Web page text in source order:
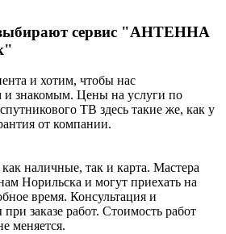
сервис "АНТЕННА
и хотим, чтобы нас
и знакомым. Цены на услуги по
ТВ здесь такие же, как у
от компании.
наличные, так и карта. Мастера
Норильска и могут приехать на
время. Консультация и
заказе работ. Стоимость работ
меняется.